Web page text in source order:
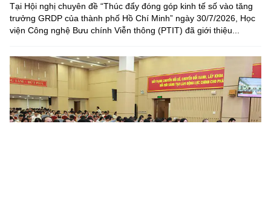
Tại Hội nghị chuyên đề “Thúc đẩy đóng góp kinh tế số vào tăng
trưởng GRDP của thành phố Hồ Chí Minh” ngày 30/7/2026, Học
viện Công nghệ Bưu chính Viễn thông (PTIT) đã giới thiệu...